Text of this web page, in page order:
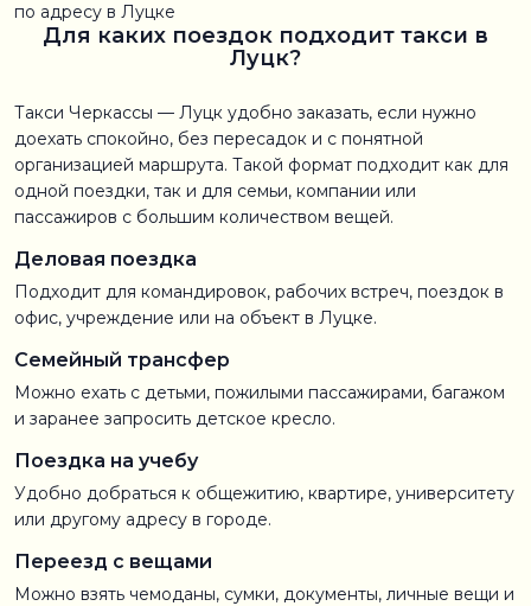
по адресу в Луцке
Для каких поездок подходит такси в
Луцк?
Такси Черкассы — Луцк удобно заказать, если нужно
доехать спокойно, без пересадок и с понятной
организацией маршрута. Такой формат подходит как для
одной поездки, так и для семьи, компании или
пассажиров с большим количеством вещей.
Деловая поездка
Подходит для командировок, рабочих встреч, поездок в
офис, учреждение или на объект в Луцке.
Семейный трансфер
Можно ехать с детьми, пожилыми пассажирами, багажом
и заранее запросить детское кресло.
Поездка на учебу
Удобно добраться к общежитию, квартире, университету
или другому адресу в городе.
Переезд с вещами
Можно взять чемоданы, сумки, документы, личные вещи и